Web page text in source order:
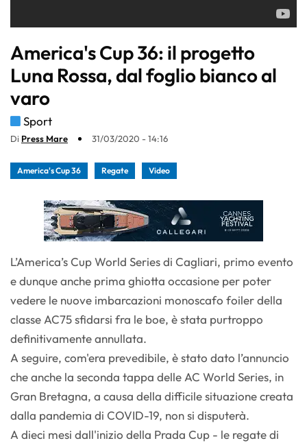
America's Cup 36: il progetto
Luna Rossa, dal foglio bianco al
varo
Sport
Di Press Mare 31/03/2020 - 14:16
America's Cup 36 Regate Video
L’America’s Cup World Series di Cagliari, primo evento
e dunque anche prima ghiotta occasione per poter
vedere le nuove imbarcazioni monoscafo foiler della
classe AC75 sfidarsi fra le boe, è stata purtroppo
definitivamente annullata.
A seguire, com'era prevedibile, è stato dato l’annuncio
che anche la seconda tappa delle AC World Series, in
Gran Bretagna, a causa della difficile situazione creata
dalla pandemia di COVID-19, non si disputerà.
A dieci mesi dall'inizio della Prada Cup - le regate di